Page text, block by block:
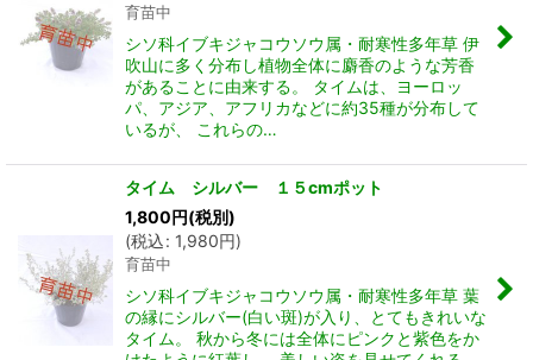
育苗中
シソ科イブキジャコウソウ属・耐寒性多年草 伊
吹山に多く分布し植物全体に麝香のような芳香
があることに由来する。 タイムは、ヨーロッ
パ、アジア、アフリカなどに約35種が分布して
いるが、 これらの…
タイム シルバー １５cmポット
1,800円(税別)
(税込: 1,980円)
育苗中
シソ科イブキジャコウソウ属・耐寒性多年草 葉
の縁にシルバー(白い斑)が入り、とてもきれいな
タイム。 秋から冬には全体にピンクと紫色をか